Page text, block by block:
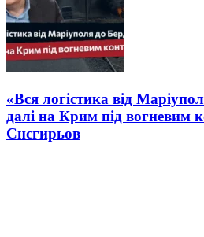
«Вся логістика від
далі на Крим під вогневим
Снєгирьов